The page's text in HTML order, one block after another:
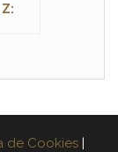
de Cookies